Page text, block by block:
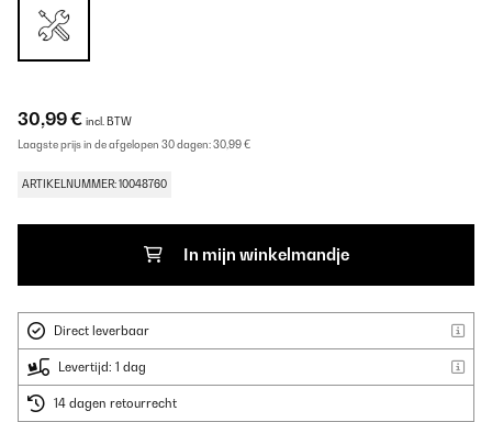
30,99 € incl. BTW
Laagste prijs in de afgelopen 30 dagen:30,99 €
ARTIKELNUMMER: 10048760
In mijn winkelmandje
Direct leverbaar
Levertijd: 1 dag
14 dagen retourrecht